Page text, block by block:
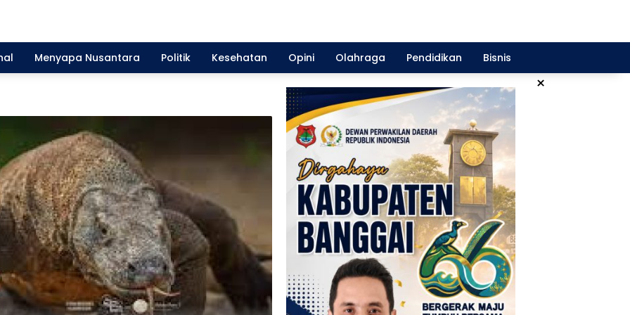
Menyapa Nusantara Politik Kesehatan Opini Olahraga Pendidikan Bisnis
×